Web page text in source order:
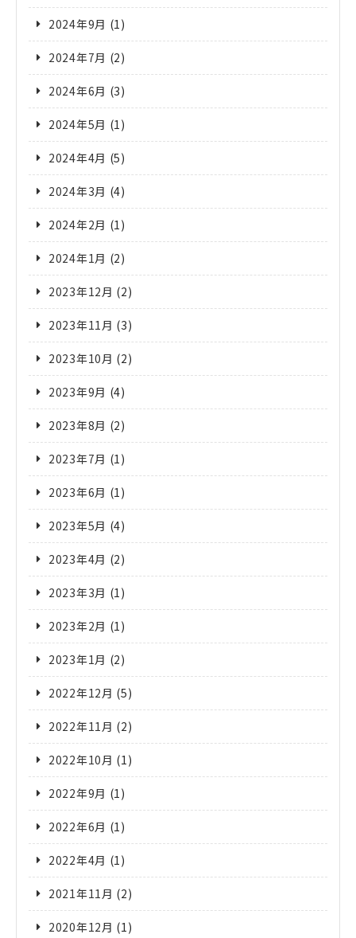
2024年9月 (1)
2024年7月 (2)
2024年6月 (3)
2024年5月 (1)
2024年4月 (5)
2024年3月 (4)
2024年2月 (1)
2024年1月 (2)
2023年12月 (2)
2023年11月 (3)
2023年10月 (2)
2023年9月 (4)
2023年8月 (2)
2023年7月 (1)
2023年6月 (1)
2023年5月 (4)
2023年4月 (2)
2023年3月 (1)
2023年2月 (1)
2023年1月 (2)
2022年12月 (5)
2022年11月 (2)
2022年10月 (1)
2022年9月 (1)
2022年6月 (1)
2022年4月 (1)
2021年11月 (2)
2020年12月 (1)